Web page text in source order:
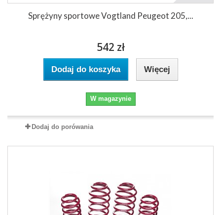
Sprężyny sportowe Vogtland Peugeot 205,...
542 zł
Dodaj do koszyka Więcej
W magazynie
Dodaj do porówania